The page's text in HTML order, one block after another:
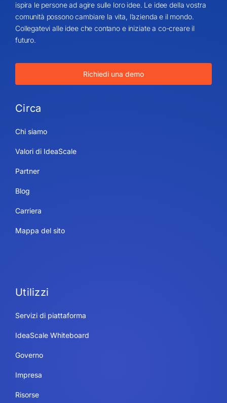
ispira le persone ad agire sulle loro idee. Le idee della vostra
comunità possono cambiare la vita, l’azienda e il mondo.
Collegatevi alle idee che contano e iniziate a co-creare il
futuro.
Richiedi una demo
Circa
Chi siamo
Valori di IdeaScale
Partner
Blog
Carriera
Mappa del sito
Utilizzi
Servizi di piattaforma
IdeaScale Whiteboard
Governo
Impresa
Risorse